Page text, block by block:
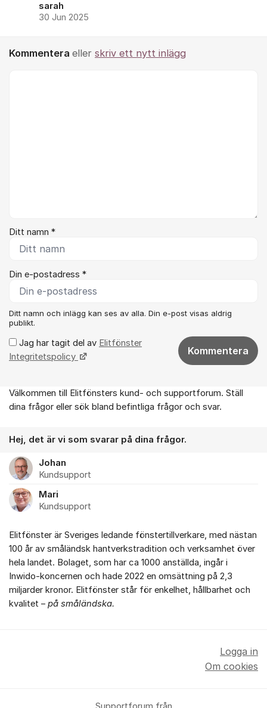
sarah
30 Jun 2025
Kommentera eller skriv ett nytt inlägg
Ditt namn *
Din e-postadress *
Ditt namn och inlägg kan ses av alla. Din e-post visas aldrig
publikt.
Jag har tagit del av Elitfönster
Integritetspolicy
Kommentera
Om forumet
Välkommen till Elitfönsters kund- och supportforum. Ställ
dina frågor eller sök bland befintliga frågor och svar.
Hej, det är vi som svarar på dina frågor.
Johan
Kundsupport
Mari
Kundsupport
Elitfönster är Sveriges ledande fönstertillverkare, med nästan
100 år av småländsk hantverkstradition och verksamhet över
hela landet. Bolaget, som har ca 1000 anställda, ingår i
Inwido-koncernen och hade 2022 en omsättning på 2,3
miljarder kronor. Elitfönster står för enkelhet, hållbarhet och
kvalitet – på småländska.
Logga in
Om cookies